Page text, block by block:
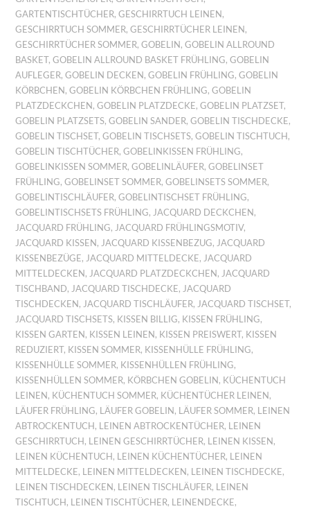
GARTENTISCHTÜCHER,GESCHIRRTUCH LEINEN ,
GESCHIRRTUCH SOMMER,GESCHIRRTÜCHER LEINEN ,
GESCHIRRTÜCHER SOMMER,GOBELIN ,GOBELIN ALLROUND
BASKET,GOBELIN ALLROUND BASKET FRÜHLING,GOBELIN
AUFLEGER,GOBELIN DECKEN ,GOBELIN FRÜHLING,GOBELIN
KÖRBCHEN ,GOBELIN KÖRBCHEN FRÜHLING,GOBELIN
PLATZDECKCHEN ,GOBELIN PLATZDECKE,GOBELIN PLATZSET,
GOBELIN PLATZSETS,GOBELIN SANDER,GOBELIN TISCHDECKE,
GOBELIN TISCHSET,GOBELIN TISCHSETS,GOBELIN TISCHTUCH ,
GOBELIN TISCHTÜCHER,GOBELINKISSEN FRÜHLING,
GOBELINKISSEN SOMMER,GOBELINLÄUFER,GOBELINSET
FRÜHLING,GOBELINSET SOMMER,GOBELINSETS SOMMER,
GOBELINTISCHLÄUFER,GOBELINTISCHSET FRÜHLING,
GOBELINTISCHSETS FRÜHLING, JACQUARD DECKCHEN ,
JACQUARD FRÜHLING, JACQUARD FRÜHLINGSMOTIV,
JACQUARD KISSEN , JACQUARD KISSENBEZUG, JACQUARD
KISSENBEZÜGE, JACQUARD MITTELDECKE, JACQUARD
MITTELDECKEN , JACQUARD PLATZDECKCHEN , JACQUARD
TISCHBAND, JACQUARD TISCHDECKE, JACQUARD
TISCHDECKEN , JACQUARD TISCHLÄUFER, JACQUARD TISCHSET,
JACQUARD TISCHSETS, KISSEN BILLIG, KISSEN FRÜHLING,
KISSEN GARTEN , KISSEN LEINEN , KISSEN PREISWERT, KISSEN
REDUZIERT, KISSEN SOMMER, KISSENHÜLLE FRÜHLING,
KISSENHÜLLE SOMMER, KISSENHÜLLEN FRÜHLING,
KISSENHÜLLEN SOMMER, KÖRBCHEN GOBELIN , KÜCHENTUCH
LEINEN , KÜCHENTUCH SOMMER, KÜCHENTÜCHER LEINEN ,
LÄUFER FRÜHLING, LÄUFER GOBELIN , LÄUFER SOMMER,
LEINEN
ABTROCKENTUCH , LEINEN ABTROCKENTÜCHER,
LEINEN
GESCHIRRTUCH , LEINEN GESCHIRRTÜCHER, LEINEN KISSEN ,
LEINEN KÜCHENTUCH , LEINEN KÜCHENTÜCHER,
LEINEN
MITTELDECKE, LEINEN MITTELDECKEN , LEINEN TISCHDECKE,
LEINEN TISCHDECKEN , LEINEN TISCHLÄUFER,
LEINEN
TISCHTUCH , LEINEN TISCHTÜCHER, LEINENDECKE,